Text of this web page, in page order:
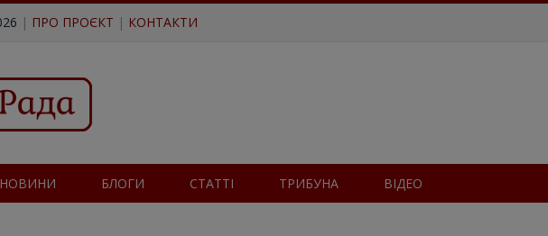
| ПРО ПРОЄКТ | КОНТАКТИ
НОВИНИ БЛОГИ СТАТТІ ТРИБУНА ВІДЕО